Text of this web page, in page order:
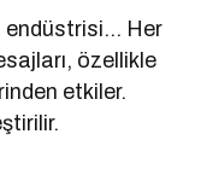
endüstrisi… Her
özellikle
etkiler.